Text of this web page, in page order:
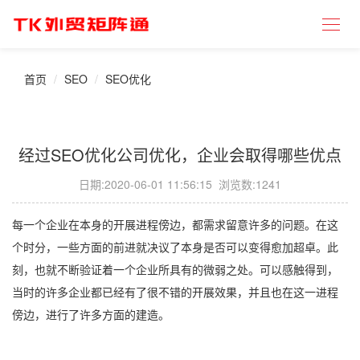
首页 SEO SEO优化
经过SEO优化公司优化，企业会取得哪些优点
日期:2020-06-01 11:56:15 浏览数:1241
每一个企业在本身的开展进程傍边，都需求留意许多的问题。在这
个时分，一些方面的前进就决议了本身是否可以变得愈加超卓。此
刻，也就不断验证着一个企业所具有的微弱之处。可以感触得到，
当时的许多企业都已经有了很不错的开展效果，并且也在这一进程
傍边，进行了许多方面的建造。